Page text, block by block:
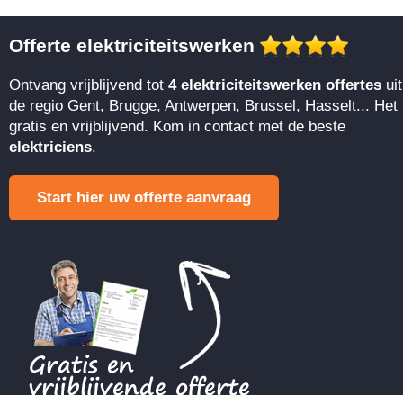
Offerte elektriciteitswerken
Ontvang vrijblijvend tot 4 elektriciteitswerken offertes uit
de regio Gent, Brugge, Antwerpen, Brussel, Hasselt... Het
gratis en vrijblijvend. Kom in contact met de beste
elektriciens.
Start hier uw offerte aanvraag